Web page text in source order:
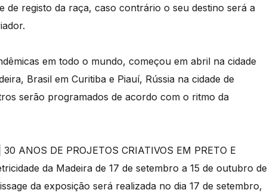
de registo da raça, caso contrário o seu destino será a
em todo o mundo, começou em abril na cidade
Brasil em Curitiba e Piauí, Rússia na cidade de
serão programados de acordo com o ritmo da
ANOS DE PROJETOS CRIATIVOS EM PRETO E
da Madeira de 17 de setembro a 15 de outubro de
da exposição será realizada no dia 17 de setembro,